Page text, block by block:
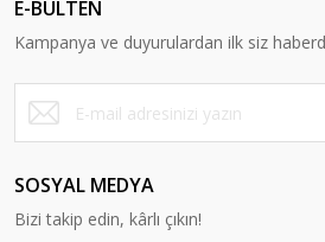
E-BÜLTEN
Kampanya ve duyurulardan ilk siz
SOSYAL MEDYA
Bizi takip edin, kârlı çıkın!